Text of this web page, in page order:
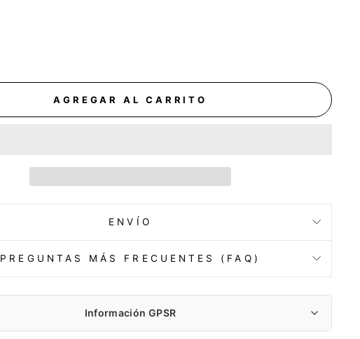
AGREGAR AL CARRITO
ENVÍO
PREGUNTAS MÁS FRECUENTES (FAQ)
Información GPSR